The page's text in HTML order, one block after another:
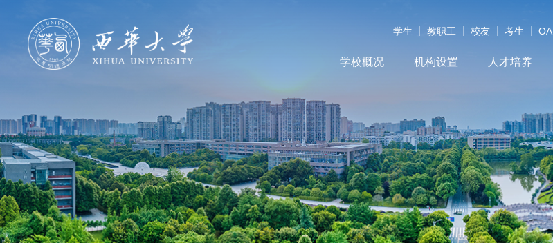
学生 教职工 校友 考生 OA
学校概况 机构设置 人才培养
机构设置
人才培养
科学研究